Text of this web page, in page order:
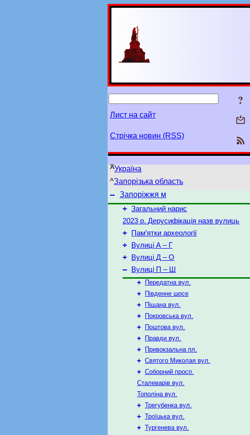
?
Лист на сайт
Стрічка новин (RSS)
^Україна
^Запорізька область
– Запоріжжя м
+ Загальний нарис
2023 р. Дерусифікація назв вулиць
+ Пам’ятки археології
+ Вулиці А – Г
+ Вулиці Д – O
– Вулиці П – Ш
+
Передатна вул.
+
Південне шосе
+
Піщана вул.
+
Покровська вул.
+
Поштова вул.
+
Правди вул.
+
Привокзальна пл.
+ Святого Миколая вул.
+ Соборний просп.
Сталеварів вул.
Тополіна вул.
+ Трегубенка вул.
+ Троїцька вул.
+ Тургенева вул.